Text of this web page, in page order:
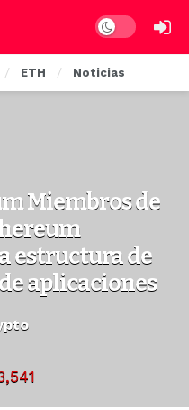
Dark mode
ETH Noticias
Miembros de
estructura de
aplicaciones